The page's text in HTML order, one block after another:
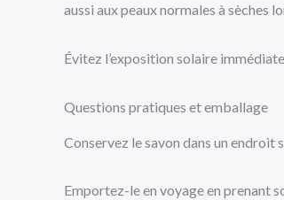
aussi aux peaux normales à sèches
Évitez l’exposition solaire
Questions pratiques et emballage
Conservez le savon dans un endroit
Emportez-le en voyage en prenant